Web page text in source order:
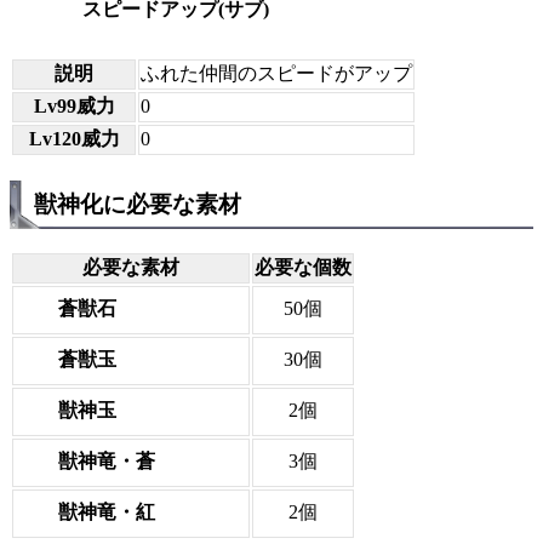
スピードアップ(サブ)
説明
ふれた仲間のスピードがアップ
Lv99威力
0
Lv120威力
0
獣神化に必要な素材
必要な素材
必要な個数
蒼獣石
50個
蒼獣玉 30個
獣神玉 2個
獣神竜・蒼 3個
獣神竜・紅 2個